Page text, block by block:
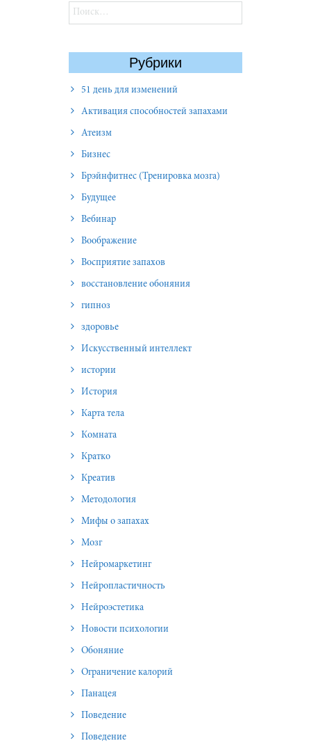
Найти:
Рубрики
51 день для изменений
Активация способностей запахами
Атеизм
Бизнес
Брэйнфитнес (Тренировка мозга)
Будущее
Вебинар
Воображение
Восприятие запахов
восстановление обоняния
гипноз
здоровье
Искусственный интеллект
истории
История
Карта тела
Комната
Кратко
Креатив
Методология
Мифы о запахах
Мозг
Нейромаркетинг
Нейропластичность
Нейроэстетика
Новости психологии
Обоняние
Ограничение калорий
Панацея
Поведение
Поведение